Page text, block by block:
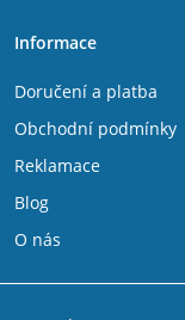
Informace
Doručení a platba
Obchodní podmínky
Reklamace
Blog
O nás